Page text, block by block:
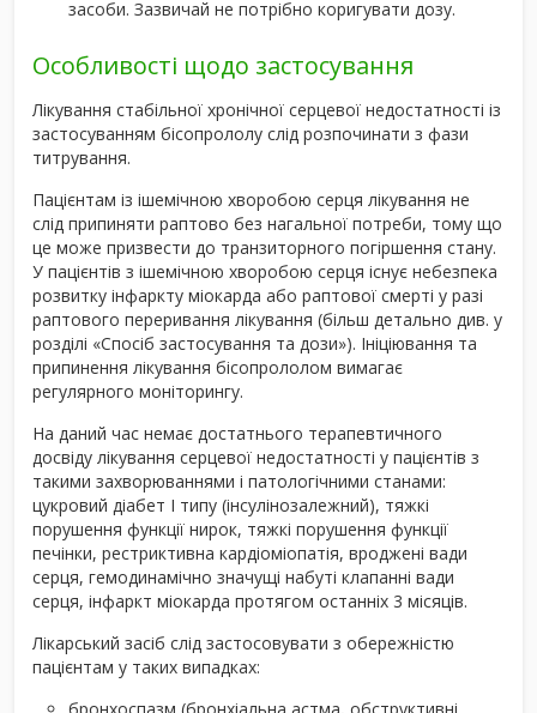
засоби. Зазвичай не потрібно коригувати дозу.
Особливості щодо застосування
Лікування стабільної хронічної серцевої недостатності із
застосуванням бісопрололу слід розпочинати з фази
титрування.
Пацієнтам із ішемічною хворобою серця лікування не
слід припиняти раптово без нагальної потреби, тому що
це може призвести до транзиторного погіршення стану.
У пацієнтів з ішемічною хворобою серця існує небезпека
розвитку інфаркту міокарда або раптової смерті у разі
раптового переривання лікування (більш детально див. у
розділі «Спосіб застосування та дози»). Ініціювання та
припинення лікування бісопрололом вимагає
регулярного моніторингу.
На даний час немає достатнього терапевтичного
досвіду лікування серцевої недостатності у пацієнтів з
такими захворюваннями і патологічними станами:
цукровий діабет І типу (інсулінозалежний), тяжкі
порушення функції нирок, тяжкі порушення функції
печінки, рестриктивна кардіоміопатія, вроджені вади
серця, гемодинамічно значущі набуті клапанні вади
серця, інфаркт міокарда протягом останніх 3 місяців.
Лікарський засіб слід застосовувати з обережністю
пацієнтам у таких випадках: